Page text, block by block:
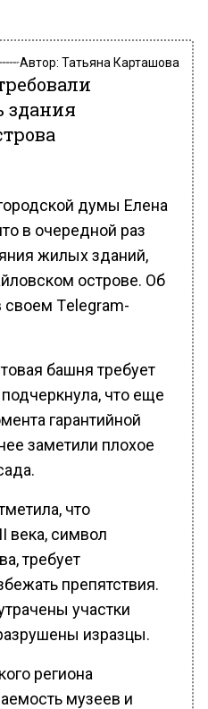
Автор: Татьяна Карташова
здания
думы Елена
в очередной раз
жилых зданий,
острове. Об
своем Тelegram-
башня требует
что еще
гарантийной
заметили плохое
что
века, символ
требует
препятствия.
участки
изразцы.
региона
музеев и